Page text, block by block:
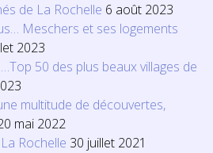
de La Rochelle 6 août 2023
Meschers et ses logements
2023
50 des plus beaux villages de
multitude de découvertes,
mai 2022
Rochelle 30 juillet 2021